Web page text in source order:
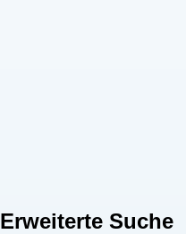
Erweiterte Suche